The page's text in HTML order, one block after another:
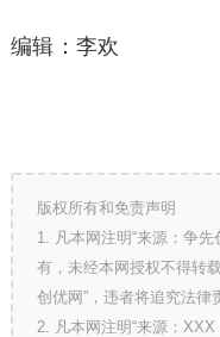
编辑：李欢
版权所有和免责声明
1. 凡本网注明“来源：争
有，未经本网授权不得转
创优网”，违者将追究法律
2. 凡本网注明“来源：